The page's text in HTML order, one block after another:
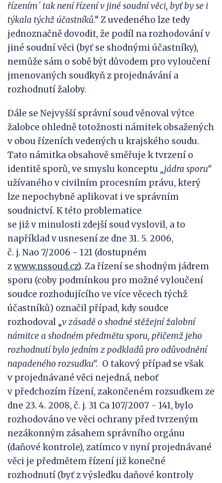
řízením´ tak není řízení v jiné soudní věci, byť by se i
týkala týchž účastníků.“ Z uvedeného lze tedy
jednoznačně dovodit, že podíl na rozhodování v
jiné soudní věci (byť se shodnými účastníky),
nemůže sám o sobě být důvodem pro vyloučení
jmenovaných soudkyň z projednávání a
rozhodnutí žaloby.
Dále se Nejvyšší správní soud věnoval výtce
žalobce ohledně totožnosti námitek obsažených
v obou řízeních vedených u krajského soudu.
Tato námitka obsahově směřuje k tvrzení o
identitě sporů, ve smyslu konceptu „jádra sporu“
užívaného v civilním procesním právu, který
lze nepochybně aplikovat i ve správním
soudnictví. K této problematice
se již v minulosti zdejší soud vyslovil, a to
například v usnesení ze dne 31. 5. 2006,
č. j. Nao 7/2006 - 121 (dostupném
zwww.nssoud.cz). Za řízení se shodným jádrem
sporu (coby podmínkou pro možné vyloučení
soudce rozhodujícího ve více věcech týchž
účastníků) označil případ, kdy soudce
rozhodoval „v zásadě o shodné stěžejní žalobní
námitce a shodném předmětu sporu, přičemž jeho
rozhodnutí bylo jedním z podkladů pro odůvodnění
napadeného rozsudku“. O takový případ se však
v projednávané věci nejedná, neboť
v předchozím řízení, zakončeném rozsudkem ze
dne 23. 4. 2008, č. j. 31 Ca 107/2007 - 141, bylo
rozhodováno ve věci ochrany před tvrzeným
nezákonným zásahem správního orgánu
(daňové kontrole), zatímco v nyní projednávané
věci je předmětem řízení již konečné
rozhodnutí (byť z výsledku daňové kontroly